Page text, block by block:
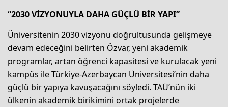
“2030 VİZYONUYLA DAHA GÜÇLÜ BİR YAPI”
Üniversitenin 2030 vizyonu doğrultusunda gelişmeye
devam edeceğini belirten Özvar, yeni akademik
programlar, artan öğrenci kapasitesi ve kurulacak yeni
kampüs ile Türkiye-Azerbaycan Üniversitesi’nin daha
güçlü bir yapıya kavuşacağını söyledi. TAÜ’nün iki
ülkenin akademik birikimini ortak projelerde